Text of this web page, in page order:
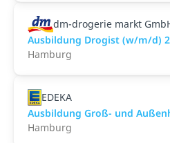
dm-drogerie markt
Ausbildung Drogist (w/m/d)
Hamburg
EDEKA
Ausbildung Groß- und
Hamburg